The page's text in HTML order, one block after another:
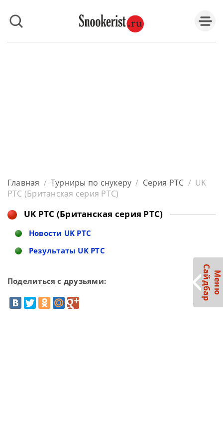
Главная / Турниры по снукеру / Серия PTC / UK
PTC (Британская серия PTC)
UK PTC (Британская серия PTC)
Новости UK PTC
Результаты UK PTC
Поделиться с друзьями: М
е
н
ю
Са
й
д
б
а
р